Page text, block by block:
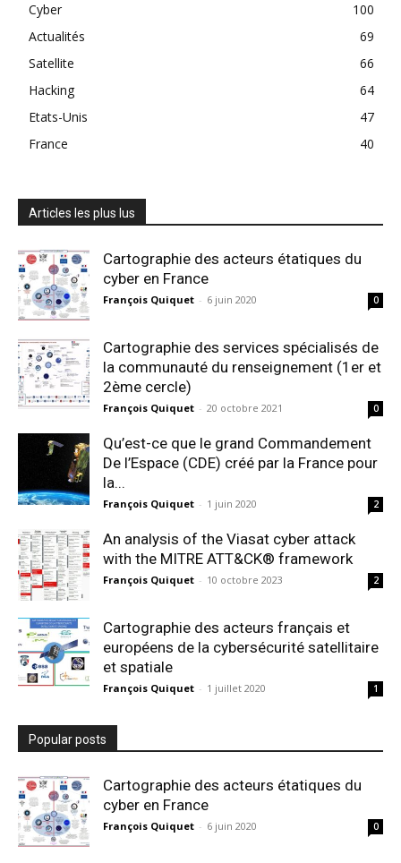
Cyber
100
Actualités
69
Satellite
66
Hacking
64
Etats-Unis
47
France
40
Articles les plus lus
Cartographie des acteurs étatiques du
cyber en France
François Quiquet - 6 juin 2020 0
Cartographie des services spécialisés de
la communauté du renseignement (1er et
2ème cercle)
François Quiquet - 20 octobre 2021 0
Qu’est-ce que le grand Commandement
De l’Espace (CDE) créé par la France pour
la...
François Quiquet - 1 juin 2020 2
An analysis of the Viasat cyber attack
with the MITRE ATT&CK® framework
François Quiquet - 10 octobre 2023 2
Cartographie des acteurs français et
européens de la cybersécurité satellitaire
et spatiale
François Quiquet - 1 juillet 2020 1
Popular posts
Cartographie des acteurs étatiques du
cyber en France
François Quiquet - 6 juin 2020 0